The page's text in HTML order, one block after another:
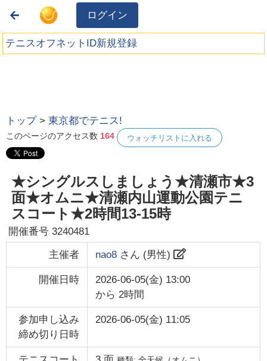
ログイン
テニスオフネットID新規登録
トップ >東京都でテニス!
このページのアクセス数 164 ウォッチリストに入れる
★シングルスしましょう★清瀬市★3
面★オムニ★清瀬内山運動公園テニ
スコート★2時間13-15時
開催番号3240481
主催者 nao8さん (男性)
開催日時
2026-06-05(金) 13:00
から 2時間
参加申し込み
締め切り日時
2026-06-05(金) 11:05